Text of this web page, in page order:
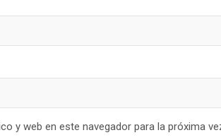
y web en este navegador para la próxima